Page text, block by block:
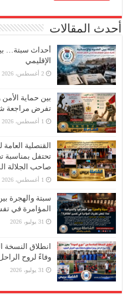
أحدث المقالات
أحداث سبتة…
الإقليمي
2 أغسطس، 2026
بين حماية
تفرض مراجعة
1 أغسطس، 2026
القنصلية
تحتفل بمناسبة
صاحب الجلالة
1 أغسطس، 2026
سبتة والهجرة
المؤامرة في
31 يوليو، 2026
انطلاق النسخة
وفاءً لروح
31 يوليو، 2026